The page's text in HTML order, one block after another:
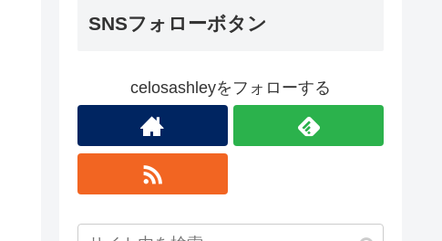
SNSフォローボタン
celosashleyをフォローする